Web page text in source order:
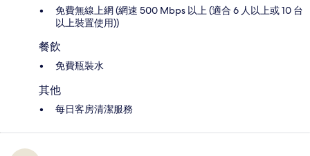
免費無線上網 (網速 500 Mbps 以上 (適合 6 人以上或 10 台
以上裝置使用))
餐飲
免費瓶裝水
其他
每日客房清潔服務